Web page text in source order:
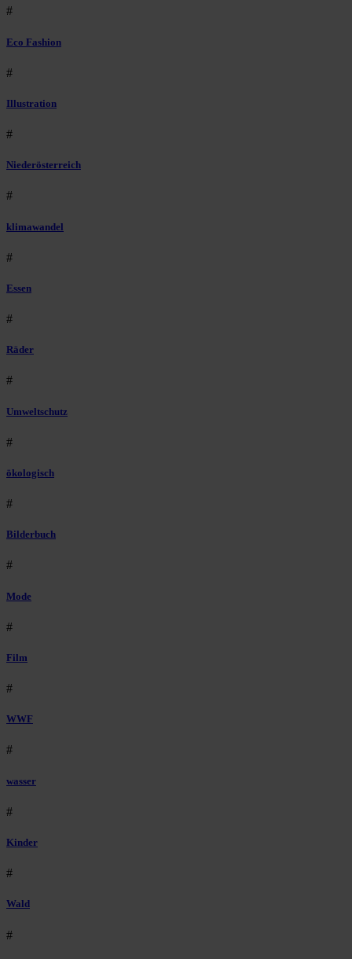
#
Eco Fashion
#
Illustration
#
Niederösterreich
#
klimawandel
#
Essen
#
Räder
#
Umweltschutz
#
ökologisch
#
Bilderbuch
#
Mode
#
Film
#
WWF
#
wasser
#
Kinder
#
Wald
#